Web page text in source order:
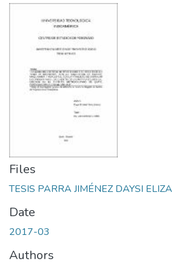
Files
TESIS PARRA JIMÉNEZ DAYSI
Date
2017-03
Authors